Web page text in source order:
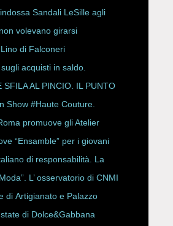
Sandali LeSille agli
2026volevano girarsi
di Falconeri
acquisti in saldo.
SFILA AL PINCIO. IL PUNTO
ONORATO E
Show #Haute Couture.
promuove gli Atelier
“Ensamble” per i giovani
di responsabilità. La
L’ osservatorio di CNMI
di Artigianato e Palazzo
di Dolce&Gabbana